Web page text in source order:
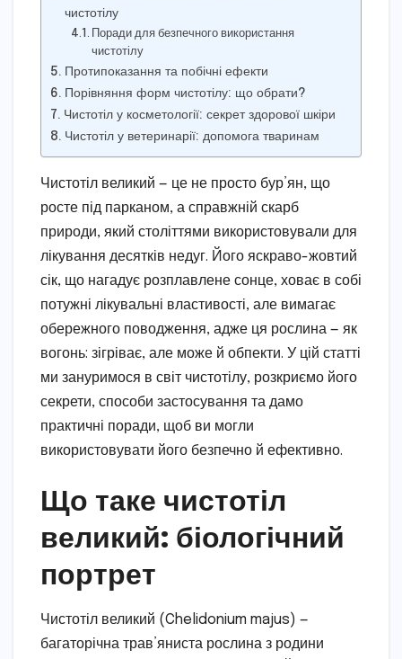
чистотілу
Поради для безпечного використання
чистотілу
Протипоказання та побічні ефекти
Порівняння форм чистотілу: що обрати?
Чистотіл у косметології: секрет здорової шкіри
Чистотіл у ветеринарії: допомога тваринам
Чистотіл великий — це не просто бур’ян, що
росте під парканом, а справжній скарб
природи, який століттями використовували для
лікування десятків недуг. Його яскраво-жовтий
сік, що нагадує розплавлене сонце, ховає в собі
потужні лікувальні властивості, але вимагає
обережного поводження, адже ця рослина — як
вогонь: зігріває, але може й обпекти. У цій статті
ми зануримося в світ чистотілу, розкриємо його
секрети, способи застосування та дамо
практичні поради, щоб ви могли
використовувати його безпечно й ефективно.
Що таке чистотіл
великий: біологічний
портрет
Чистотіл великий (Chelidonium majus) —
багаторічна трав’яниста рослина з родини